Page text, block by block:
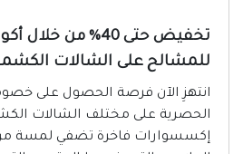
تخفيض حتى 40% من
للمشالح على الشالات
انتهزِ الآن فرصة الحصول على
الحصرية على مختلف الشالات
إكسسوارات فاخرة تضفي لمسة من